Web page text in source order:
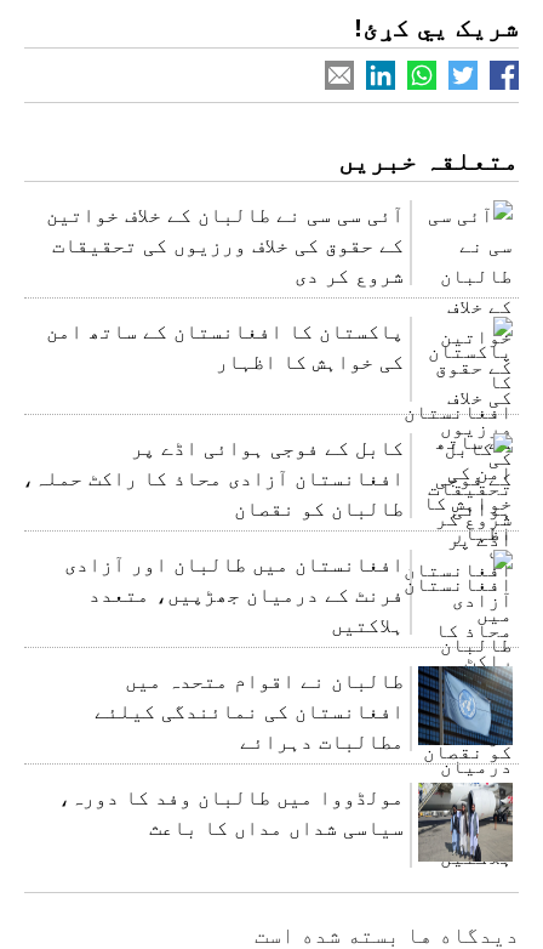
شریک یي کړئ!
متعلقہ خبریں
آئی سی سی نے طالبان کے خلاف خواتین
کے حقوق کی خلاف ورزیوں کی تحقیقات
شروع کر دی
پاکستان کا افغانستان کے ساتھ امن
کی خواہش کا اظہار
کابل کے فوجی ہوائی اڈے پر
افغانستان آزادی محاذ کا راکٹ حملہ،
طالبان کو نقصان
افغانستان میں طالبان اور آزادی
فرنٹ کے درمیان جھڑپیں، متعدد
ہلاکتیں
طالبان نے اقوام متحدہ میں
افغانستان کی نمائندگی کیلئے
مطالبات دہرائے
مولڈووا میں طالبان وفد کا دورہ،
سیاسی شداں مداں کا باعث
دیدگاه ها بسته شده است